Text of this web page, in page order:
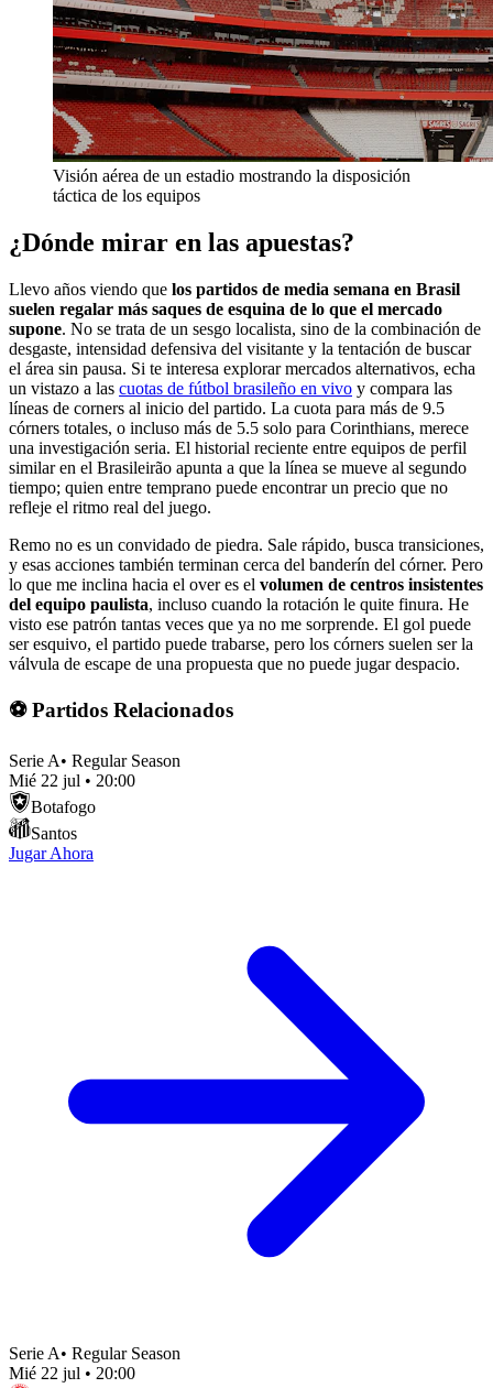
Visión aérea de un estadio mostrando la disposición
táctica de los equipos
¿Dónde mirar en las apuestas?
Llevo años viendo que los partidos de media semana en Brasil
suelen regalar más saques de esquina de lo que el mercado
supone. No se trata de un sesgo localista, sino de la combinación de
desgaste, intensidad defensiva del visitante y la tentación de buscar
el área sin pausa. Si te interesa explorar mercados alternativos, echa
un vistazo a las cuotas de fútbol brasileño en vivo y compara las
líneas de corners al inicio del partido. La cuota para más de 9.5
córners totales, o incluso más de 5.5 solo para Corinthians, merece
una investigación seria. El historial reciente entre equipos de perfil
similar en el Brasileirão apunta a que la línea se mueve al segundo
tiempo; quien entre temprano puede encontrar un precio que no
refleje el ritmo real del juego.
Remo no es un convidado de piedra. Sale rápido, busca transiciones,
y esas acciones también terminan cerca del banderín del córner. Pero
lo que me inclina hacia el over es el volumen de centros insistentes
del equipo paulista, incluso cuando la rotación le quite finura. He
visto ese patrón tantas veces que ya no me sorprende. El gol puede
ser esquivo, el partido puede trabarse, pero los córners suelen ser la
válvula de escape de una propuesta que no puede jugar despacio.
⚽ Partidos Relacionados
Serie A• Regular Season
Mié 22 jul • 20:00
Botafogo
Santos
Jugar Ahora
Serie A• Regular Season
Mié 22 jul • 20:00